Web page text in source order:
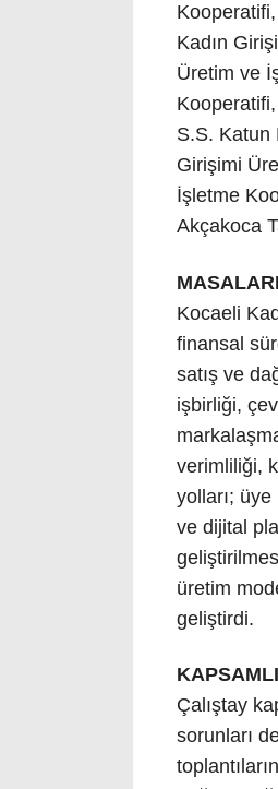
Kadın
Üretim ve
S.S. Katun
Girişimi
İşletme
Akçakoca
Kocaeli
finansal
satış ve
işbirliği,
verimliliği,
yolları;
ve dijital
üretim
geliştirdi.
Çalıştay
sorunları